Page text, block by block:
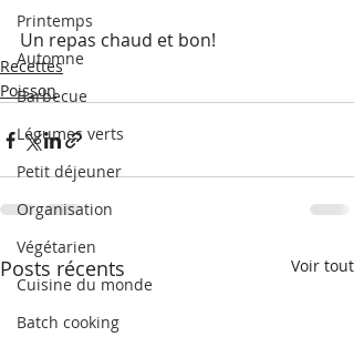
Printemps
Automne
Barbecue
Légumes verts
Petit déjeuner
Organisation
Végétarien
Cuisine du monde
Batch cooking
Un repas chaud et bon!
Recettes
Poisson
Posts récents Voir tout